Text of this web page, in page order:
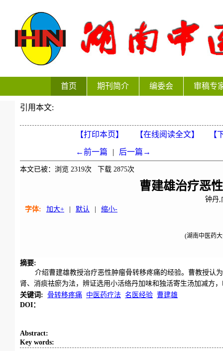
首页 期刊简介 编委会 审稿专
引用本文:
【打印本页】 【在线阅读全文】 【
←前一篇 | 后一篇→
本文已被：浏览 2319次 下载 2875次
曹建雄治疗恶
钟丹
字体:
加大+ 默认 缩小-
(湖南中医药
摘要:
介绍曹建雄教授治疗恶性肿瘤骨转移疼痛的经验。曹教授认
肾、消痰祛瘀为法，辨证选用小活络丹加味和独活寄生汤加减方
关键词 : 骨转移疼痛 中医药疗法 名医经验 曹建雄
DOI：
Abstract:
Key words: